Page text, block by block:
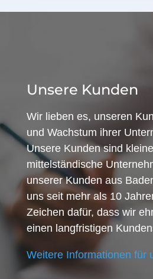
Unsere Kunden
Wir lieben es, unseren
und Wachstum ihrer
Unsere Kunden sind
mittelständische
unserer Kunden aus
uns seit mehr als 10
Zeichen dafür, dass wir
einen langfristigen
Weitere Informationen für